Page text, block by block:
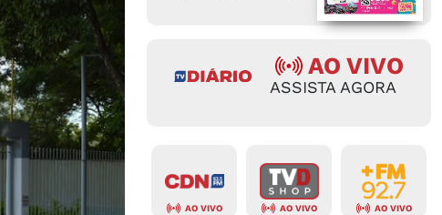
AO VIVO
ASSISTA AGORA
AO VIVO AO VIVO AO VIVO